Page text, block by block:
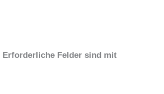
Erforderliche Felder sind mit